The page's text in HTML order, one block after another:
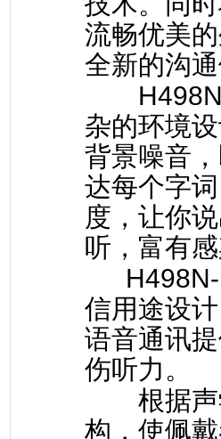
流畅优美
全新的沟
杂的环境
背景噪音
达每个字
度，让你
听，富有
信用途设
语音通讯
伤听力。
根据声
构，使佩